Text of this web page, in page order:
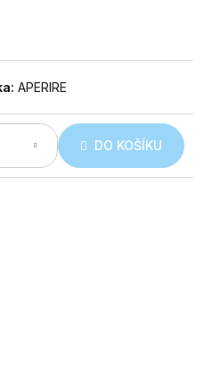
APERIRE
DO KOŠÍKU